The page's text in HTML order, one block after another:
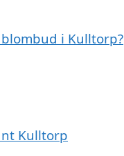
i Kulltorp?
Kulltorp